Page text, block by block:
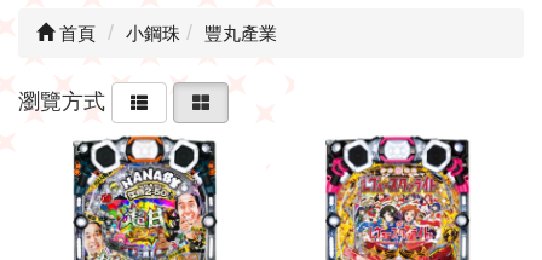
首頁 小鋼珠 豐丸產業
瀏覽方式